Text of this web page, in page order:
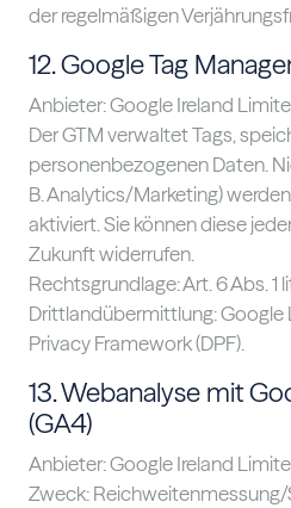
der regelmäßigen
12. Google Tag
Anbieter: Google Ireland
Der GTM verwaltet Tags,
personenbezogenen Daten.
B. Analytics/Marketing)
aktiviert. Sie können diese
Zukunft widerrufen.
Rechtsgrundlage: Art. 6 Abs. 1
Drittlandübermittlung: Google
Privacy Framework (DPF).
13. Webanalyse mit
(GA4)
Anbieter: Google Ireland
Zweck: Reichweitenmessung/